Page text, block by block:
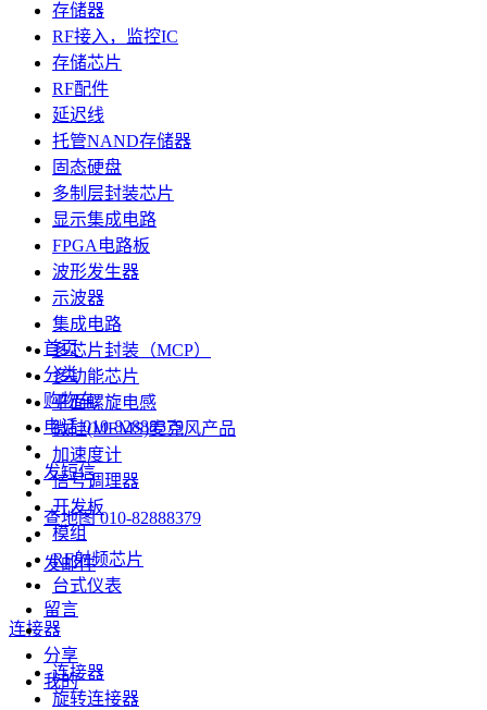
存储器
RF接入，监控IC
存储芯片
RF配件
延迟线
托管NAND存储器
固态硬盘
多制层封装芯片
显示集成电路
FPGA电路板
波形发生器
示波器
集成电路
多芯片封装（MCP）
多功能芯片
平面螺旋电感
微硅(MEMS)麦克风产品
加速度计
信号调理器
开发板
模组
RF射频芯片
台式仪表
连接器
连接器
旋转连接器
首页
分类
购物车
电话 010-82888379
发短信
查地图 010-82888379
发邮件
留言
分享
我的